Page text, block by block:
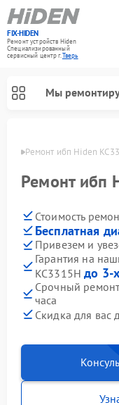
FIX-HIDEN
Ремонт устройств Hiden
Специализированный
cервисный центр г.Тверь
Мы
Ремонт ибп Hiden
Ремонт ибп
Стоимость
Бесплатная
Привезем и
Гарантия на
KC3315Hдо 3-
Срочный
часа
Скидка для вас